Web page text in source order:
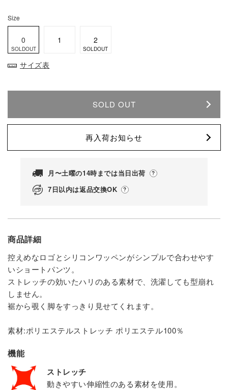
Size
0
SOLDOUT
1 2
SOLDOUT
サイズ表
SOLD OUT
再入荷お知らせ
月〜土曜の14時までは当日出荷
7日以内は返品交換OK
商品詳細
控えめなロゴとシリコンワッペンがシンプルで合わせやす
いショートパンツ。
ストレッチの効いたハリのある素材で、洗濯しても型崩れ
しません。
裾から覗く脚をすっきり見せてくれます。
素材:ポリエステルストレッチ ポリエステル100％
機能
ストレッチ
動きやすい伸縮性のある素材を使用。